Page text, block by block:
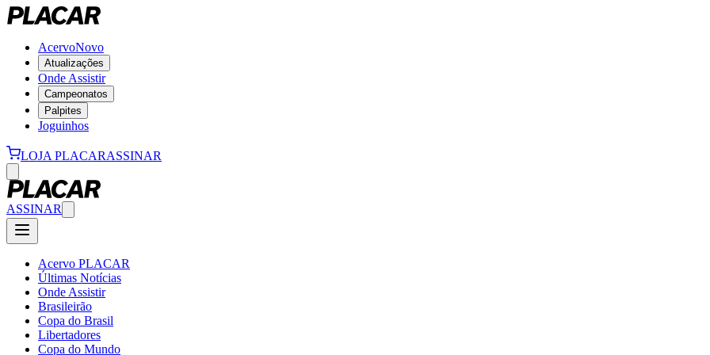
AcervoNovo
Atualizações
Onde Assistir
Campeonatos
Palpites
Joguinhos
LOJA PLACARASSINAR
ASSINAR
Acervo PLACAR
Últimas Notícias
Onde Assistir
Brasileirão
Copa do Brasil
Libertadores
Copa do Mundo